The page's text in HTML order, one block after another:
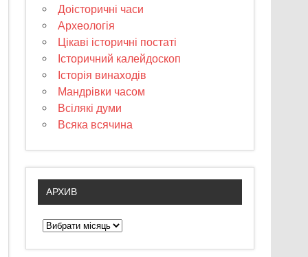
Доісторичні часи
Археологія
Цікаві історичні постаті
Історичний калейдоскоп
Історія винаходів
Мандрівки часом
Всілякі думи
Всяка всячина
АРХИВ
А
р
х